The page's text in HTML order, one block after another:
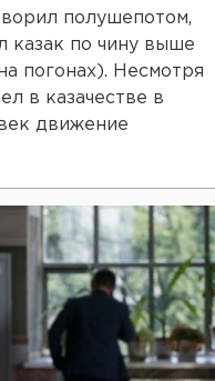
полушепотом,
казак по чину выше
погонах). Несмотря
в казачестве в
движение